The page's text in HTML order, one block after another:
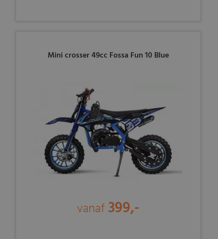
Mini crosser 49cc Fossa Fun 10 Blue
vanaf 399,-